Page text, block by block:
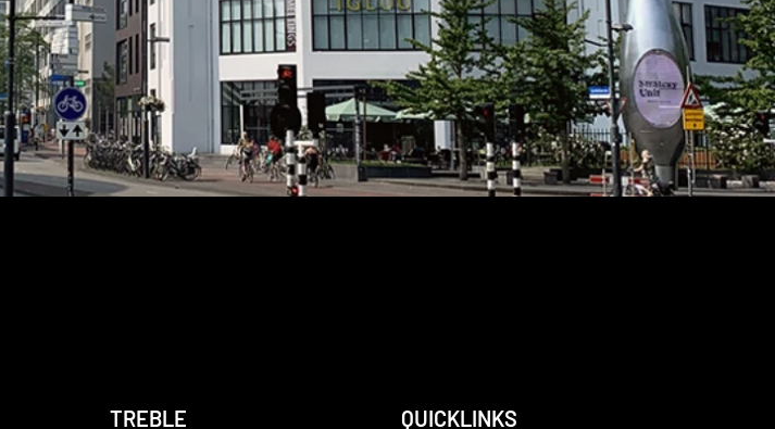
TREBLE QUICKLINKS